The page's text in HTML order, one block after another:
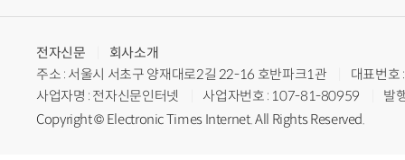
전자신문
회사소개
주소 : 서울시 서초구 양재대로2길 22-16 호반파크1관
대표번
사업자명 : 전자신문인터넷
사업자번호 : 107-81-80959
발
Copyright © Electronic Times Internet. All Rights Reserved.